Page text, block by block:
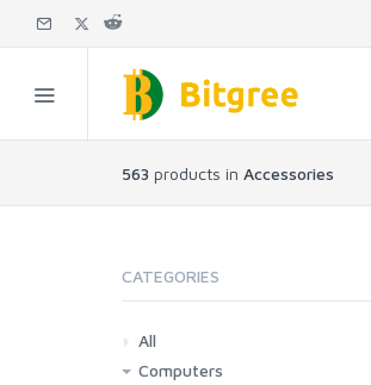
563 products in Accessories
CATEGORIES
All
Computers